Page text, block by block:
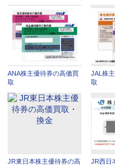
ANA株主優待券の高価買
取
JAL株
取
JR東日本株主優待券の高
JR西日